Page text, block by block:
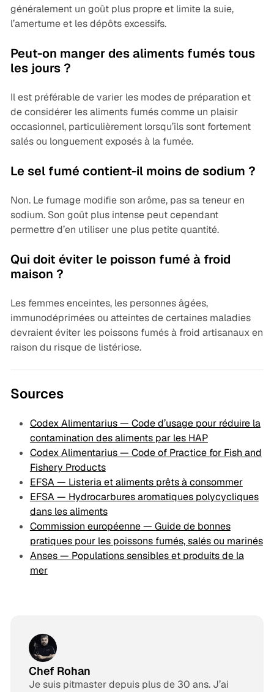
généralement un goût plus propre et limite la suie,
l’amertume et les dépôts excessifs.
Peut-on manger des aliments fumés tous
les jours ?
Il est préférable de varier les modes de préparation et
de considérer les aliments fumés comme un plaisir
occasionnel, particulièrement lorsqu’ils sont fortement
salés ou longuement exposés à la fumée.
Le sel fumé contient-il moins de sodium ?
Non. Le fumage modifie son arôme, pas sa teneur en
sodium. Son goût plus intense peut cependant
permettre d’en utiliser une plus petite quantité.
Qui doit éviter le poisson fumé à froid
maison ?
Les femmes enceintes, les personnes âgées,
immunodéprimées ou atteintes de certaines maladies
devraient éviter les poissons fumés à froid artisanaux en
raison du risque de listériose.
Sources
Codex Alimentarius — Code d’usage pour réduire la
contamination des aliments par les HAP
Codex Alimentarius — Code of Practice for Fish and
Fishery Products
EFSA — Listeria et aliments prêts à consommer
EFSA — Hydrocarbures aromatiques polycycliques
dans les aliments
Commission européenne — Guide de bonnes
pratiques pour les poissons fumés, salés ou marinés
Anses — Populations sensibles et produits de la
mer
Chef Rohan
Je suis pitmaster depuis plus de 30 ans. J’ai